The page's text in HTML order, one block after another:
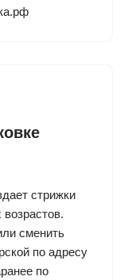
стрижки
сменить
по адресу
по